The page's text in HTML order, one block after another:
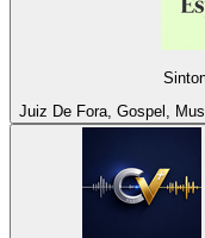
Juiz De Fora, Gospel,